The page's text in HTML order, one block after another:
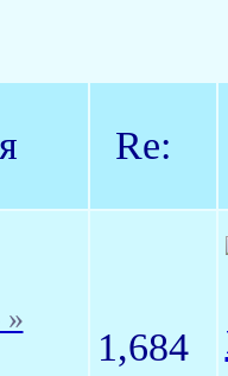
Re:
»
1,684